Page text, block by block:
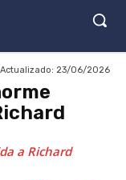
Actualizado: 23/06/2026
a Richard